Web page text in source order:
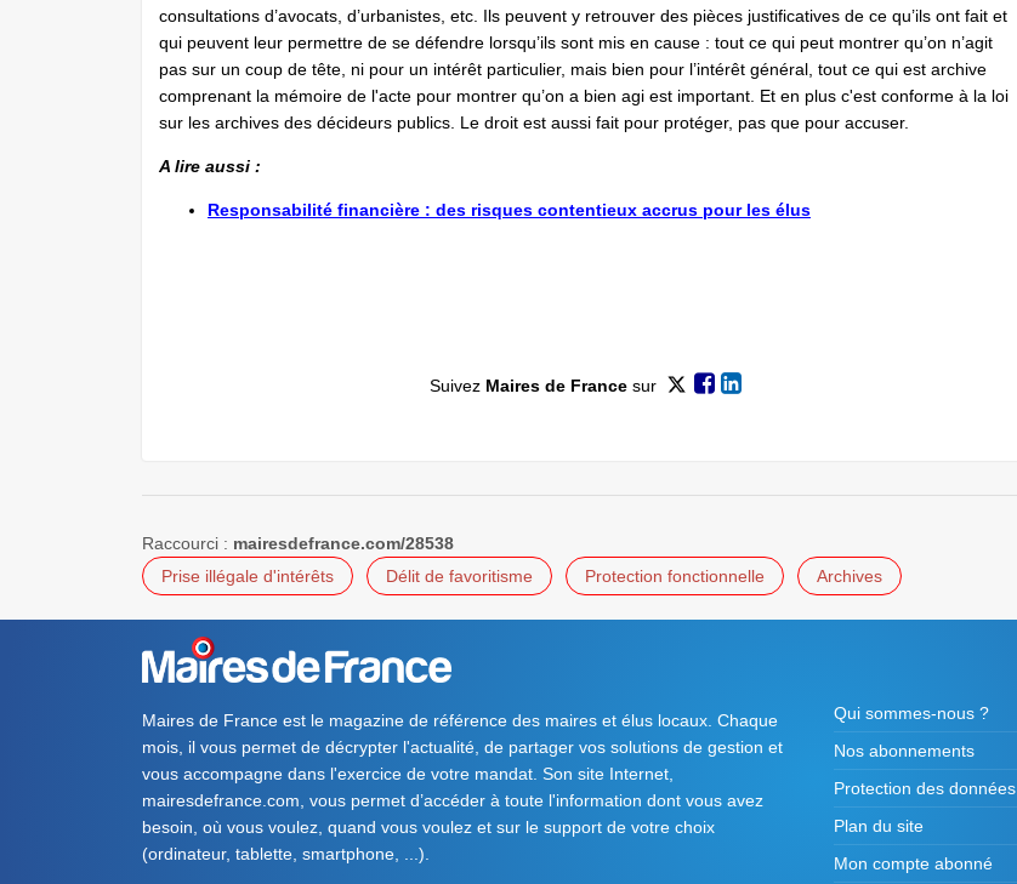
consultations d’avocats, d’urbanistes, etc. Ils peuvent y retrouver des pièces justificatives de ce qu’ils ont fait et
qui peuvent leur permettre de se défendre lorsqu’ils sont mis en cause : tout ce qui peut montrer qu’on n’agit
pas sur un coup de tête, ni pour un intérêt particulier, mais bien pour l’intérêt général, tout ce qui est archive
comprenant la mémoire de l'acte pour montrer qu’on a bien agi est important. Et en plus c'est conforme à la loi
sur les archives des décideurs publics. Le droit est aussi fait pour protéger, pas que pour accuser.
A lire aussi :
Responsabilité financière : des risques contentieux accrus pour les élus
Suivez Maires de Francesur
Raccourci : mairesdefrance.com/28538
Prise illégale d'intérêts
Délit de favoritisme Protection fonctionnelle Archives
Maires de France est le magazine de référence des maires et élus locaux. Chaque
mois, il vous permet de décrypter l'actualité, de partager vos solutions de gestion et
vous accompagne dans l'exercice de votre mandat. Son site Internet,
mairesdefrance.com, vous permet d’accéder à toute l'information dont vous avez
besoin, où vous voulez, quand vous voulez et sur le support de votre choix
(ordinateur, tablette, smartphone, ...).
Qui sommes-nous ?
Nos abonnements
Protection des données
Plan du site
Mon compte abonné